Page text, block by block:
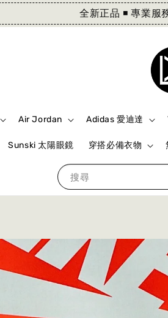
全新正品 ◾️ 專業服
搜尋
Air Jordan Adidas 愛迪達
Sunski 太陽眼鏡 穿搭必備衣物